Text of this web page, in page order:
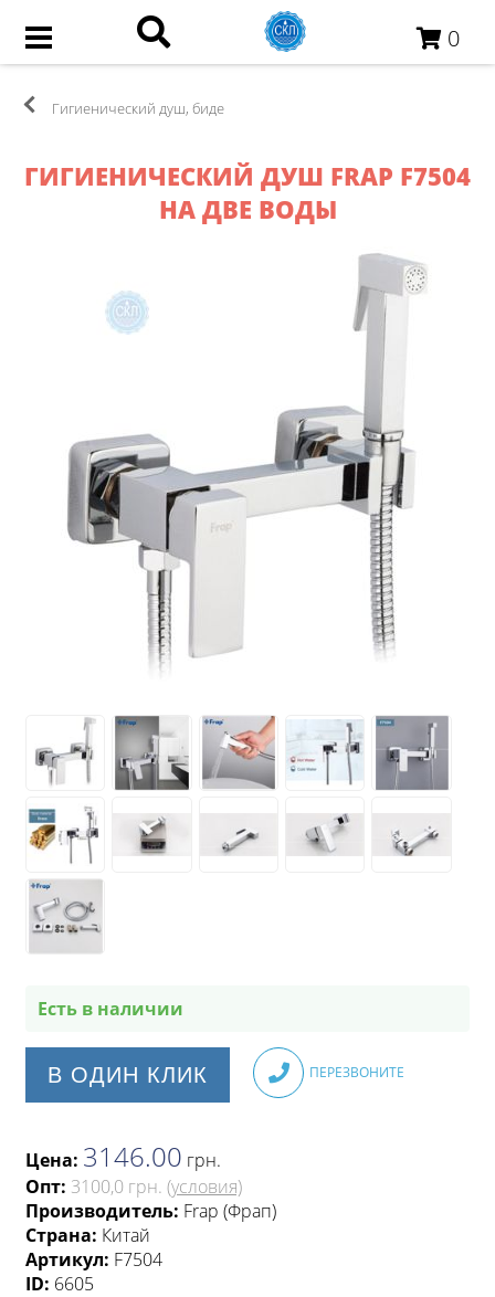
0
Гигиенический душ, биде
ГИГИЕНИЧЕСКИЙ ДУШ FRAP F7504
НА ДВЕ ВОДЫ
Есть в наличии
В ОДИН КЛИК ПЕРЕЗВОНИТЕ
Цена: 3146.00 грн.
Опт: 3100,0 грн. (условия)
Производитель: Frap (Фрап)
Страна: Китай
Артикул: F7504
ID: 6605